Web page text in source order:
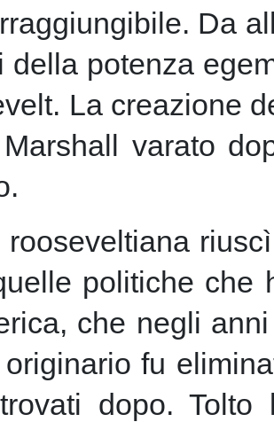
Da
della potenza
La creazione
varato
rooseveltiana
politiche che
che negli
originario fu
dopo.